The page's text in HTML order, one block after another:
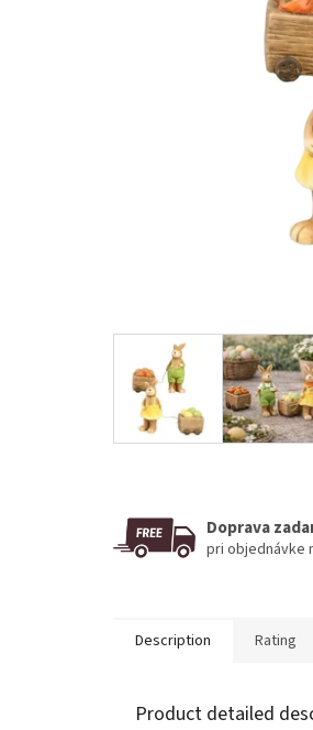
Doprava
pri objednávke
Description Rating
Product detailed